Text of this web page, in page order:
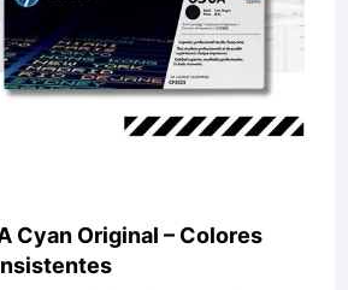
Cyan Original – Colores